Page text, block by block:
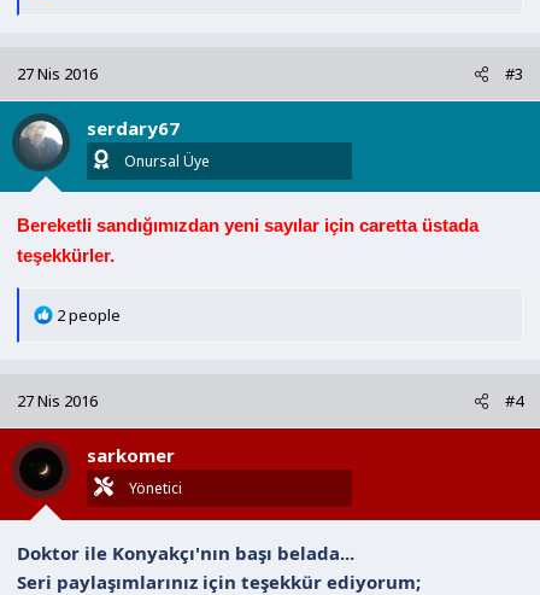
i
l
e
r
27 Nis 2016 #3
serdary67
Onursal Üye
Bereketli sandığımızdan yeni sayılar için caretta üstada
teşekkürler.
T
i
l
e
r
2 people
27 Nis 2016 #4
sarkomer
Yönetici
Doktor ile Konyakçı'nın başı belada...
Seri paylaşımlarınız için teşekkür ediyorum;